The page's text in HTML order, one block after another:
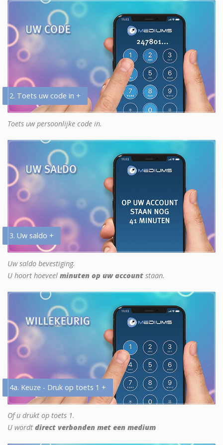
2. Toets uw code in +
Toets uw persoonlijke code in.
3. Uw saldo +
Uw saldo bevestiging.
U hoort hoeveel minuten op uw account staan.
4a. Keuze - Druk op toets 1 +
Of u drukt op toets 1.
U wordt direct verbonden met een medium